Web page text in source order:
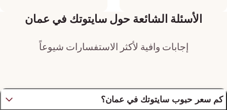
الأسئلة الشائعة حول سايتوتك في عمان
إجابات وافية لأكثر الاستفسارات شيوعاً
كم سعر حبوب سايتوتك في عمان؟